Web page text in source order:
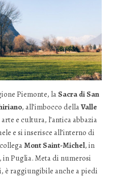
Piemonte, la Sacra di San
, all’imbocco dellaValle
e cultura, l’antica abbazia
e si inserisce all’interno di
Mont Saint-Michel, in
, in Puglia. Meta di numerosi
è raggiungibile anche a piedi